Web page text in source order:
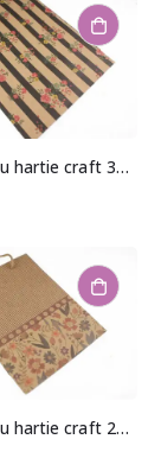
Punga cadou hartie craft 33x24x8cm
Punga cadou hartie craft 24,5x19x8cm